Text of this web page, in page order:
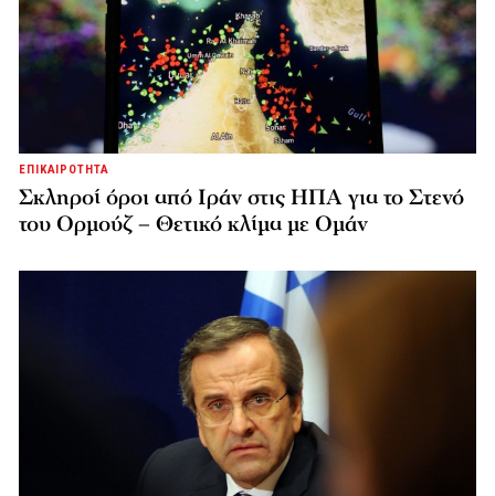
ΕΠΙΚΑΙΡΟΤΗΤΑ
Σκληροί όροι από Ιράν στις ΗΠΑ για το Στενό
του Ορμούζ – Θετικό κλίμα με Ομάν